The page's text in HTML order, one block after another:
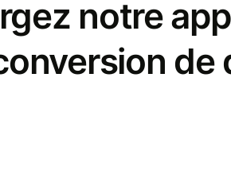
notre
de